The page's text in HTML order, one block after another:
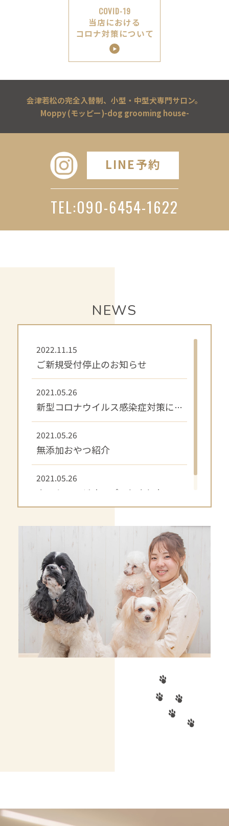
COVID-19
当店における
コロナ対策について
会津若松の完全入替制、小型・中型犬専門サロン。
Moppy (モッピー)-dog grooming house-
LINE予約
TEL:090-6454-1622
NEWS
2022.11.15
ご新規受付停止のお知らせ
2021.05.26
新型コロナウイルス感染症対策について
2021.05.26
無添加おやつ紹介
2021.05.26
ホームページオープンしました。